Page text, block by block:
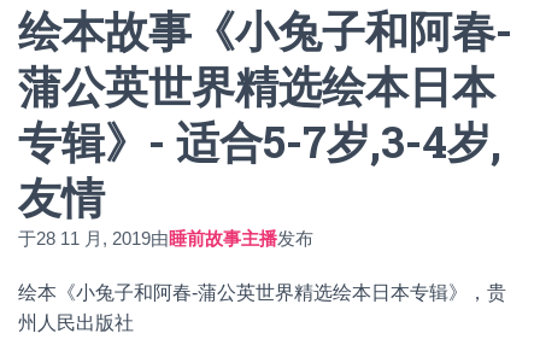
绘本故事《小兔子和阿春-
蒲公英世界精选绘本日本
专辑》- 适合5-7岁,3-4岁,
友情
于28 11 月, 2019由睡前故事主播发布
绘本《小兔子和阿春-蒲公英世界精选绘本日本专辑》，贵
州人民出版社